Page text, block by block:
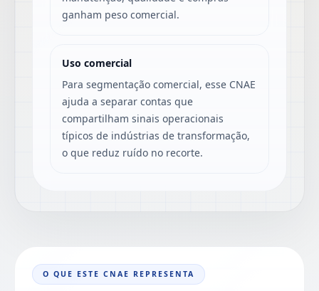
ganham peso comercial.
Uso comercial
Para segmentação comercial, esse CNAE
ajuda a separar contas que
compartilham sinais operacionais
típicos de indústrias de transformação,
o que reduz ruído no recorte.
O QUE ESTE CNAE REPRESENTA